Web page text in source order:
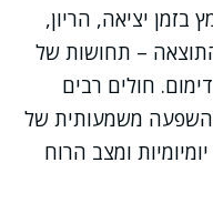
בזמן יציאה, הריון,
– תחושות של
חולים רבים
השפעה משמעותית של
ומצב הרוח